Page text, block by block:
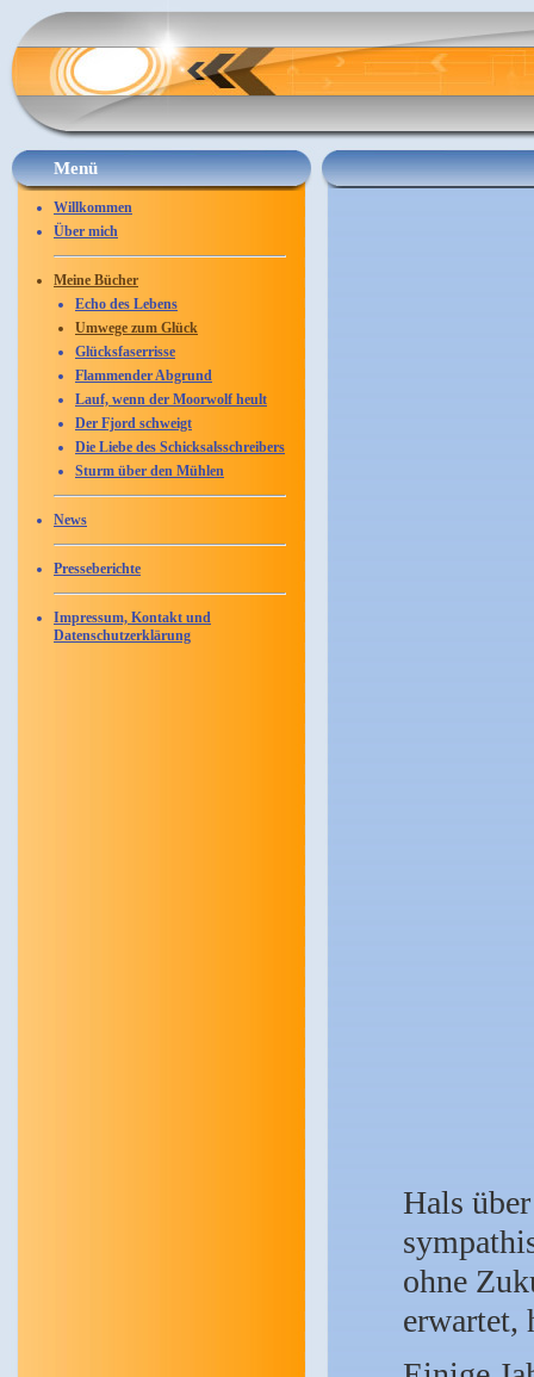
Menü
Willkommen
Über mich
Meine Bücher
Echo des Lebens
Umwege zum Glück
Glücksfaserrisse
Flammender Abgrund
Lauf, wenn der Moorwolf heult
Der Fjord schweigt
Die Liebe des Schicksalsschreibers
Sturm über den Mühlen
News
Presseberichte
Impressum, Kontakt und
Datenschutzerklärung
Hals
ohne
erwartet,